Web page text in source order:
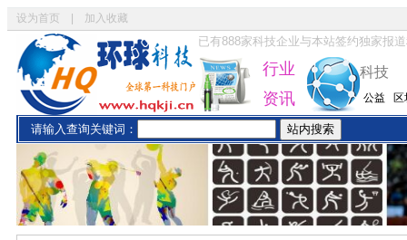
设为首页 加入收藏
已有888家科技企业与本站签约独家报
行业
资讯
科技
公益
请输入查询关键词：